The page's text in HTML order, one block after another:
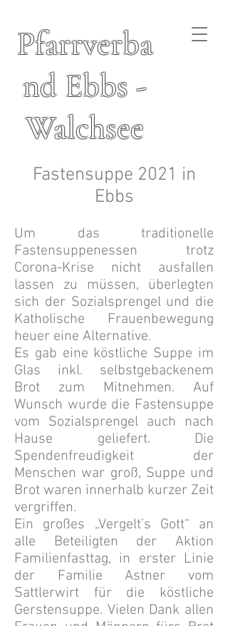
Pfarrverba
nd Ebbs -
Walchsee
Fastensuppe 2021 in
Ebbs
Um das traditionelle
Fastensuppenessen trotz
Corona-Krise nicht ausfallen
lassen zu müssen, überlegten
sich der Sozialsprengel und die
Katholische Frauenbewegung
heuer eine Alternative.
Es gab eine köstliche Suppe im
Glas inkl. selbstgebackenem
Brot zum Mitnehmen. Auf
Wunsch wurde die Fastensuppe
vom Sozialsprengel auch nach
Hause geliefert. Die
Spendenfreudigkeit der
Menschen war groß, Suppe und
Brot waren innerhalb kurzer Zeit
vergriffen.
Ein großes „Vergelt’s Gott“ an
alle Beteiligten der Aktion
Familienfasttag, in erster Linie
der Familie Astner vom
Sattlerwirt für die köstliche
Gerstensuppe. Vielen Dank allen